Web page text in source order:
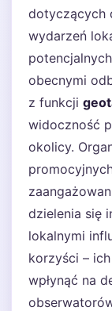
dotyczących
wydarzeń
obecnymi
z funkcji
widoczność
okolicy.
dzielenia się
lokalnymi
korzyści –
wpłynąć na